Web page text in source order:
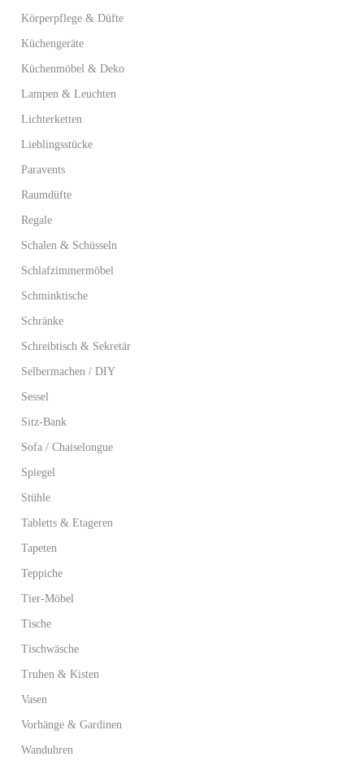
Körperpflege & Düfte
Küchengeräte
Küchenmöbel & Deko
Lampen & Leuchten
Lichterketten
Lieblingsstücke
Paravents
Raumdüfte
Regale
Schalen & Schüsseln
Schlafzimmermöbel
Schminktische
Schränke
Schreibtisch & Sekretär
Selbermachen / DIY
Sessel
Sitz-Bank
Sofa / Chaiselongue
Spiegel
Stühle
Tabletts & Etageren
Tapeten
Teppiche
Tier-Möbel
Tische
Tischwäsche
Truhen & Kisten
Vasen
Vorhänge & Gardinen
Wanduhren